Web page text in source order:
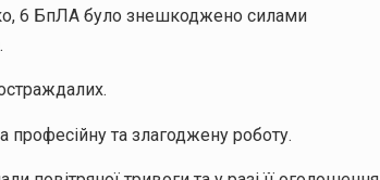
6 БпЛА було знешкоджено силами
та злагоджену роботу.